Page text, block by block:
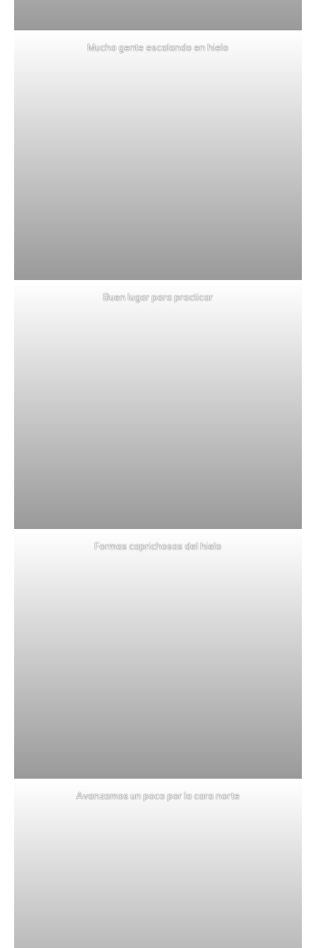
Mucha gente escalando en hielo
Buen lugar para practicar
Formas caprichosas del hielo
Avanzamos un poco por la cara norte